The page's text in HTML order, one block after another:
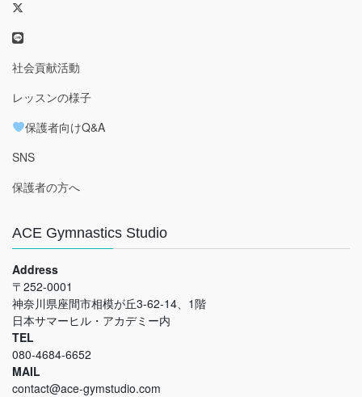
社会貢献活動
レッスンの様子
保護者向けQ&A
SNS
保護者の方へ
ACE Gymnastics Studio
Address
〒252-0001
神奈川県座間市相模が丘3-62-14、1階
日本サマーヒル・アカデミー内
TEL
080-4684-6652
MAIL
contact@ace-gymstudio.com